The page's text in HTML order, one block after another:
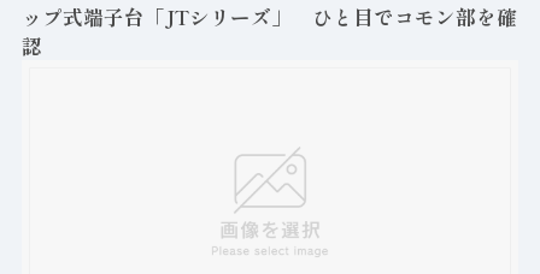
ップ式端子台「JTシリーズ」 ひと目でコモン部を確
認